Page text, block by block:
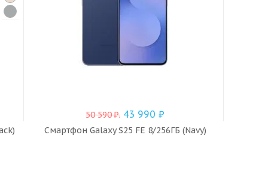
50 590₽. 43 990 ₽
Смартфон Galaxy S25 FE 8/256ГБ (Navy)